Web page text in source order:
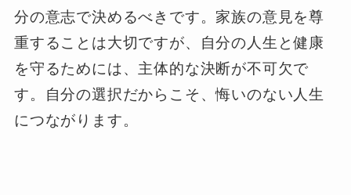
分の意志で決めるべきです。家族の意見を尊
重することは大切ですが、自分の人生と健康
を守るためには、主体的な決断が不可欠で
す。自分の選択だからこそ、悔いのない人生
につながります。